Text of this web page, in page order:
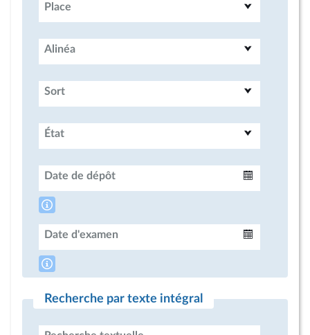
Place
Alinéa
Sort
État
Date de dépôt
Date d'examen
Recherche par texte intégral